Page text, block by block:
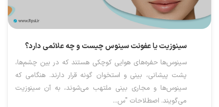
سینوزیت یا عفونت سینوس چیست و چه علائمی دارد؟
سینوس‌ها حفره‌های هوایی کوچکی هستند که در بین چشم‌ها،
پشت پیشانی، بینی و استخوان گونه قرار دارند. هنگامی که
سینوس‌ها و مجاری بینی ملتهب می‌شوند، به آن سینوزیت
می‌گویند. اصطلاحات "س...